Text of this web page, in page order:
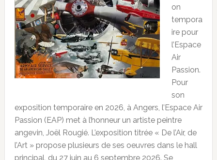
on
tempora
ire pour
l’Espace
Air
Passion.
Pour
son
exposition temporaire en 2026, à Angers, l’Espace Air
Passion (EAP) met à l’honneur un artiste peintre
angevin, Joël Rougié. L’exposition titrée « De l’Air, de
l’Art » propose plusieurs de ses oeuvres dans le hall
principal, du 27 juin au 6 septembre 2026. Se